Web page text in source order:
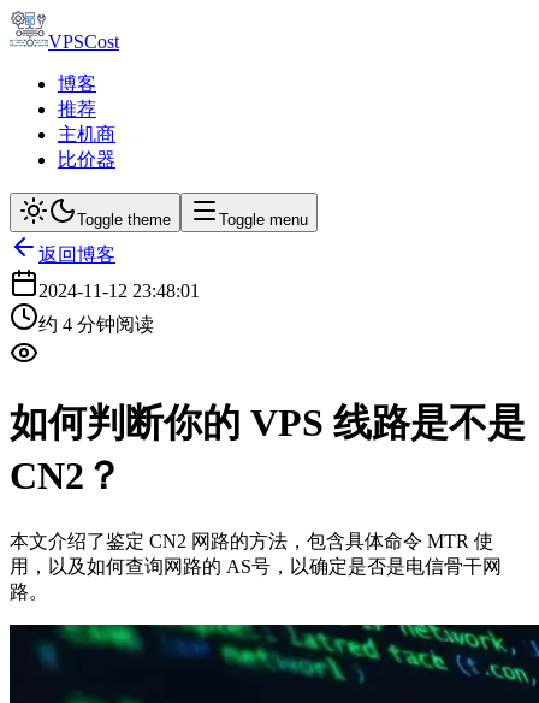
VPSCost
博客
推荐
主机商
比价器
Toggle theme Toggle menu
返回博客
2024-11-12 23:48:01
约 4 分钟阅读
如何判断你的 VPS 线路是不是
CN2？
本文介绍了鉴定 CN2 网路的方法，包含具体命令 MTR 使
用，以及如何查询网路的 AS号，以确定是否是电信骨干网
路。